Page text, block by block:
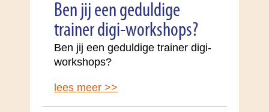
Ben jij een geduldige
trainer digi-workshops?
Ben jij een geduldige trainer digi-
workshops?
lees meer >>